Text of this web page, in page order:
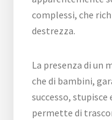
complessi, che
destrezza.
La presenza di un
che di bambini,
successo,
permette di